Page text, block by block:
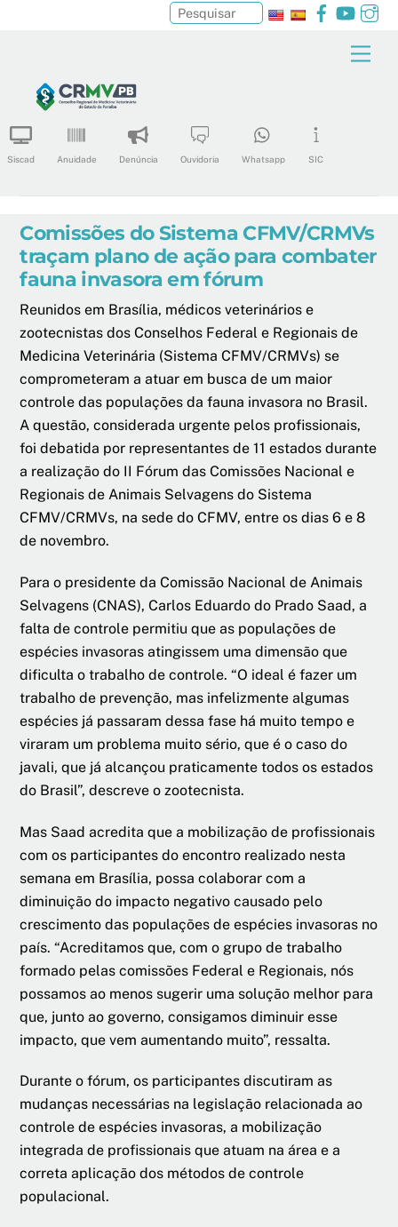
content
Facebook
Siscad Anuidade Denúncia Ouvidoria Whatsapp SIC
Pesquisar
Comissões do Sistema CFMV/CRMVs
traçam plano de ação para combater
fauna invasora em fórum
Reunidos em Brasília, médicos veterinários e
zootecnistas dos Conselhos Federal e Regionais de
Medicina Veterinária (Sistema CFMV/CRMVs) se
comprometeram a atuar em busca de um maior
controle das populações da fauna invasora no Brasil.
A questão, considerada urgente pelos profissionais,
foi debatida por representantes de 11 estados durante
a realização do II Fórum das Comissões Nacional e
Regionais de Animais Selvagens do Sistema
CFMV/CRMVs, na sede do CFMV, entre os dias 6 e 8
de novembro.
Para o presidente da Comissão Nacional de Animais
Selvagens (CNAS), Carlos Eduardo do Prado Saad, a
falta de controle permitiu que as populações de
espécies invasoras atingissem uma dimensão que
dificulta o trabalho de controle. “O ideal é fazer um
trabalho de prevenção, mas infelizmente algumas
espécies já passaram dessa fase há muito tempo e
viraram um problema muito sério, que é o caso do
javali, que já alcançou praticamente todos os estados
do Brasil”, descreve o zootecnista.
Mas Saad acredita que a mobilização de profissionais
com os participantes do encontro realizado nesta
semana em Brasília, possa colaborar com a
diminuição do impacto negativo causado pelo
crescimento das populações de espécies invasoras no
país. “Acreditamos que, com o grupo de trabalho
formado pelas comissões Federal e Regionais, nós
possamos ao menos sugerir uma solução melhor para
que, junto ao governo, consigamos diminuir esse
impacto, que vem aumentando muito”, ressalta.
Durante o fórum, os participantes discutiram as
mudanças necessárias na legislação relacionada ao
controle de espécies invasoras, a mobilização
integrada de profissionais que atuam na área e a
correta aplicação dos métodos de controle
populacional.